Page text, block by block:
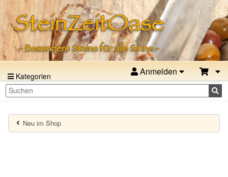
Kategorien Anmelden
Neu im Shop